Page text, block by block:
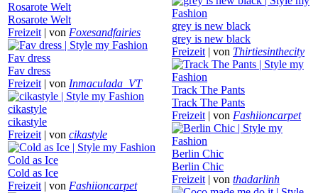
Rosarote Welt
Rosarote Welt
Freizeit | von Foxesandfairies
Fav dress
Fav dress
Freizeit | von Inmaculada_VT
cikastyle
cikastyle
Freizeit | von cikastyle
Cold as Ice
Cold as Ice
Freizeit | von Fashiioncarpet
grey is new black
grey is new black
Freizeit | von Thirtiesinthecity
Track The Pants
Track The Pants
Freizeit | von Fashiioncarpet
Berlin Chic
Berlin Chic
Freizeit | von thadarlinh